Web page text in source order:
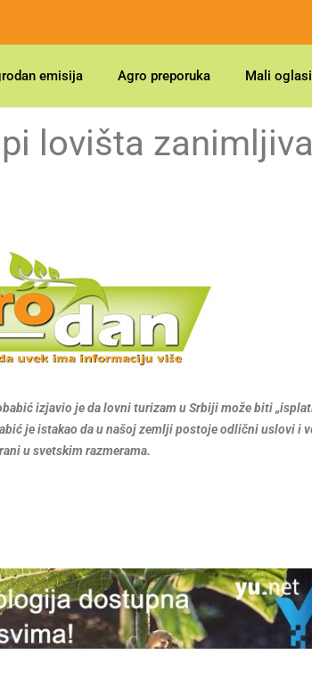
emisija Agro preporuka Mali oglasi
lovišta zanimljiva
izjavio je da lovni turizam u Srbiji može biti
je istakao da u našoj zemlji postoje odlični uslovi i
u svetskim razmerama.